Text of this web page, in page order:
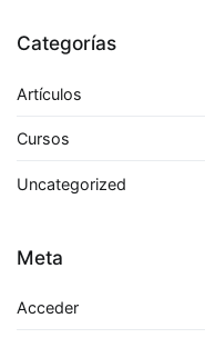
Categorías
Artículos
Cursos
Uncategorized
Meta
Acceder